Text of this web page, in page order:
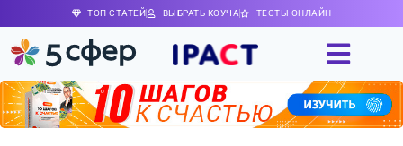
ТОП СТАТЕЙ ВЫБРАТЬ КОУЧА ТЕСТЫ ОНЛАЙН